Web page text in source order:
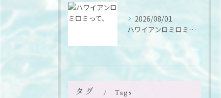
2026/08/01
ハワイアンロミロミって、
タグ Tags